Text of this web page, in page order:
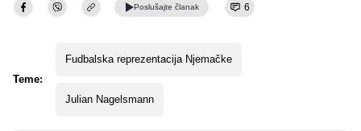
Poslušajte članak 6
Teme:
Fudbalska reprezentacija Njemačke
Julian Nagelsmann